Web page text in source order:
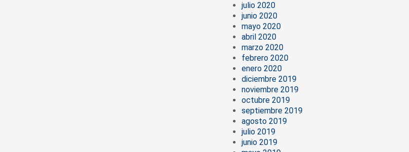
julio 2020
junio 2020
mayo 2020
abril 2020
marzo 2020
febrero 2020
enero 2020
diciembre 2019
noviembre 2019
octubre 2019
septiembre 2019
agosto 2019
julio 2019
junio 2019